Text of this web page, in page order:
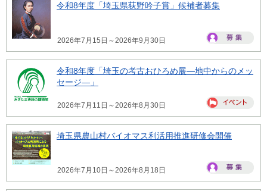
令和8年度「埼玉県荻野吟子賞」候補者募集
2026年7月15日～2026年9月30日
令和8年度「埼玉の考古おひろめ展―地中からのメッ
セージ―」
2026年7月11日～2026年8月30日
埼玉県農山村バイオマス利活用推進研修会開催
2026年7月10日～2026年8月18日